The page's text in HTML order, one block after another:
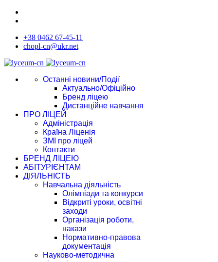
+38 0462 67-45-11
chopl-cn@ukr.net
Останні новини/Події
Актуально/Офіційно
Бренд ліцею
Дистанційне навчання
ПРО ЛІЦЕЙ
Адміністрація
Країна Ліценія
ЗМІ про ліцей
Контакти
БРЕНД ЛІЦЕЮ
АБІТУРІЄНТАМ
ДІЯЛЬНІСТЬ
Навчальна діяльність
Олімпіади та конкурси
Відкриті уроки, освітні
заходи
Організація роботи,
накази
Нормативно-правова
документація
Науково-методична